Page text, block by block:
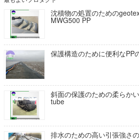
沈積物の処置のための
MWG500 PP
保護構造のために便利なPP
斜面の保護のための柔らか
tube
排水のための高い引張強さ